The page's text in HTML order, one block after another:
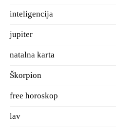
inteligencija
jupiter
natalna karta
Škorpion
free horoskop
lav